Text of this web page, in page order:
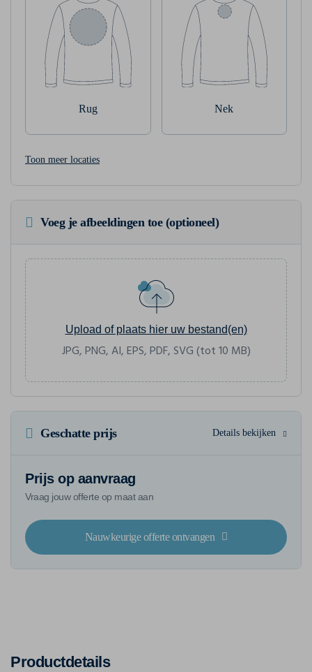
Rug Nek
Toon meer locaties
Voeg je afbeeldingen toe (optioneel)
Upload of plaats hier uw bestand(en)
JPG, PNG, AI, EPS, PDF, SVG (tot 10 MB)
Geschatte prijs Details bekijken
Prijs op aanvraag
Vraag jouw offerte op maat aan
Nauwkeurige offerte ontvangen
Productdetails